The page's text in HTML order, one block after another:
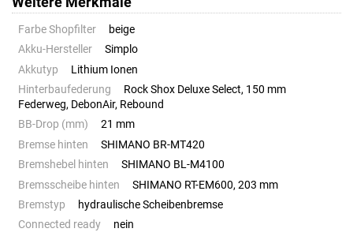
Farbe Shopfilter
beige
Akku-Hersteller
Simplo
Akkutyp
Lithium Ionen
Hinterbaufederung
Rock Shox Deluxe Select, 150 mm
Federweg, DebonAir, Rebound
BB-Drop (mm)
21 mm
Bremse hinten
SHIMANO BR-MT420
Bremshebel hinten
SHIMANO BL-M4100
Bremsscheibe hinten
SHIMANO RT-EM600, 203 mm
Bremstyp
hydraulische Scheibenbremse
Connected ready
nein